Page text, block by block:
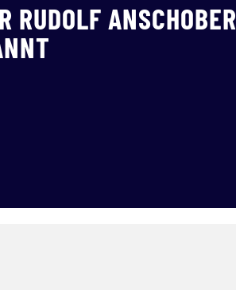
RUDOLF ANSCHOBER